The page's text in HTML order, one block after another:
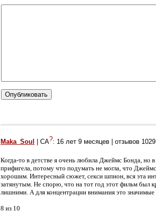
Maka_Soul | СА?: 16 лет 9 месяцев | отзывов 1029
Когда-то в детстве я очень любила Джеймс Бонда, но
прифигела, потому что подумать не могла, что
хорошим. Интересный сюжет, секси шпион, вся эта
затянутым. Не спорю, что на тот год этот фильм был
лишними. А для концентрации внимания это
8 из 10